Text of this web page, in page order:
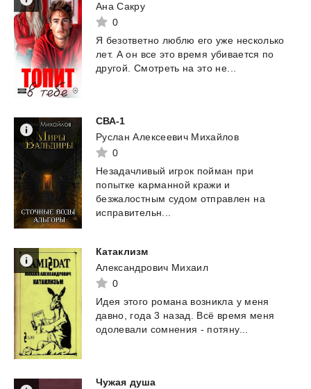
Ана Сакру
0
Я безответно люблю его уже несколько
лет. А он все это время убивается по
другой.
Смотреть на это не...
СВА-1
Руслан Алексеевич Михайлов
0
Незадачливый игрок пойман при
попытке карманной кражи и
безжалостным судом отправлен на
исправительн...
Катаклизм
Александрович Михаил
0
Идея этого романа возникла у меня
давно,
года 3 назад. Всё время меня
одолевали сомнения - потяну...
Чужая душа